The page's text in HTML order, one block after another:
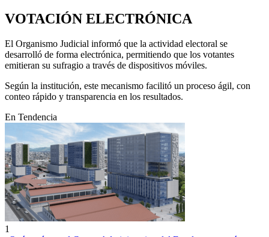
VOTACIÓN ELECTRÓNICA
El Organismo Judicial informó que la actividad electoral se
desarrolló de forma electrónica, permitiendo que los votantes
emitieran su sufragio a través de dispositivos móviles.
Según la institución, este mecanismo facilitó un proceso ágil, con
conteo rápido y transparencia en los resultados.
En Tendencia
1